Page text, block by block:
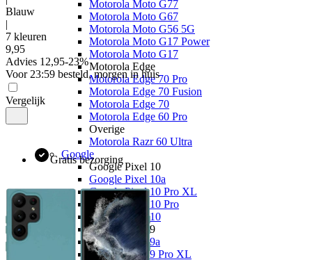
Motorola Moto G77
Motorola Moto G67
Motorola Moto G56 5G
Motorola Moto G17 Power
Motorola Moto G17
Motorola Edge
Motorola Edge 70 Pro
Motorola Edge 70 Fusion
Motorola Edge 70
Motorola Edge 60 Pro
Overige
Motorola Razr 60 Ultra
Google
Google Pixel 10
Google Pixel 10a
Google Pixel 10 Pro XL
Google Pixel 10 Pro
Google Pixel 10
Google Pixel 9
Google Pixel 9a
Google Pixel 9 Pro XL
Blauw
|
7 kleuren
9,95
Advies 12,95-23%
Voor 23:59 besteld, morgen in huis
Vergelijk
Gratis bezorging